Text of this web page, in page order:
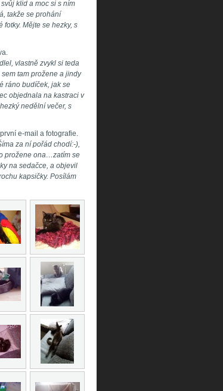
klid a moc si s ním
takže se prohání
Mějte se hezky, s
vlastně zvykl si teda
tam prožene a jindy
ráno budíček, jak se
objednala na kastraci v
nedělní večer, s
e-mail a fotografie.
za ní pořád chodí:-),
prožene ona…zatím se
na sedačce, a objevil
kapsičky. Posílám